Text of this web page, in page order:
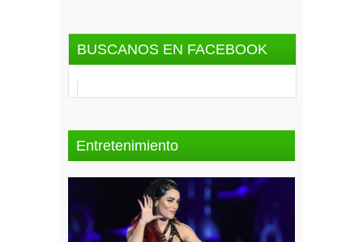
BUSCANOS EN FACEBOOK
Entretenimiento